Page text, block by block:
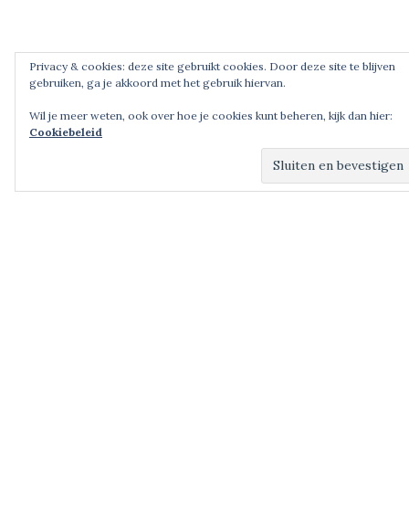
Privacy & cookies: deze site gebruikt cookies. Door deze site te blijven
gebruiken, ga je akkoord met het gebruik hiervan.
Wil je meer weten, ook over hoe je cookies kunt beheren, kijk dan hier:
Cookiebeleid